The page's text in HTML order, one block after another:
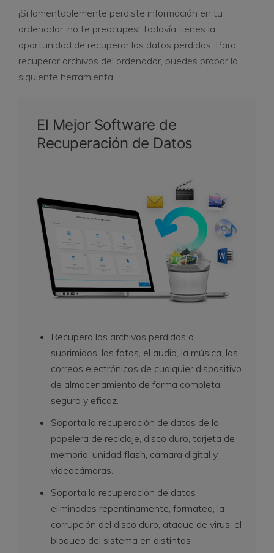
¡Si lamentablemente perdiste información en tu
ordenador, no te preocupes! Todavía tienes la
oportunidad de recuperar los datos perdidos. Para
recuperar archivos del ordenador, puedes probar la
siguiente herramienta.
El Mejor Software de
Recuperación de Datos
Recupera los archivos perdidos o
suprimidos, las fotos, el audio, la música, los
correos electrónicos de cualquier dispositivo
de almacenamiento de forma completa,
segura y eficaz.
Soporta la recuperación de datos de la
papelera de reciclaje, disco duro, tarjeta de
memoria, unidad flash, cámara digital y
videocámaras.
Soporta la recuperación de datos
eliminados repentinamente, formateo, la
corrupción del disco duro, ataque de virus, el
bloqueo del sistema en distintas